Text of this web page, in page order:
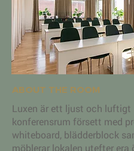
ABOUT THE ROOM
Luxen är ett ljust och luftigt
konferensrum försett med
whiteboard, blädderblock
möblerar lokalen utefter era